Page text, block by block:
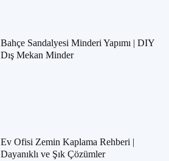
Bahçe Sandalyesi Minderi Yapımı | DIY
Dış Mekan Minder
Ev Ofisi Zemin Kaplama Rehberi |
Dayanıklı ve Şık Çözümler